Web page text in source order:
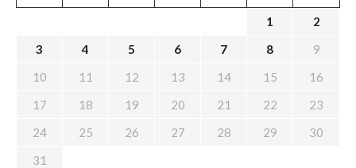
1
2
3
4 5 6 7 8
9
10
11 12 13 14 15
16
17
18 19 20 21 22
23
24
25 26 27 28 29
30
31